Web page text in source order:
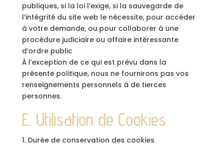
publiques, si la loi l’exige, si la sauvegarde de
l’intégrité du site web le nécessite, pour accéder
à votre demande, ou pour collaborer à une
procédure judiciaire ou affaire intéressante
d’ordre public
À l’exception de ce qui est prévu dans la
présente politique, nous ne fournirons pas vos
renseignements personnels à de tierces
personnes.
E. Utilisation de Cookies
1. Durée de conservation des cookies